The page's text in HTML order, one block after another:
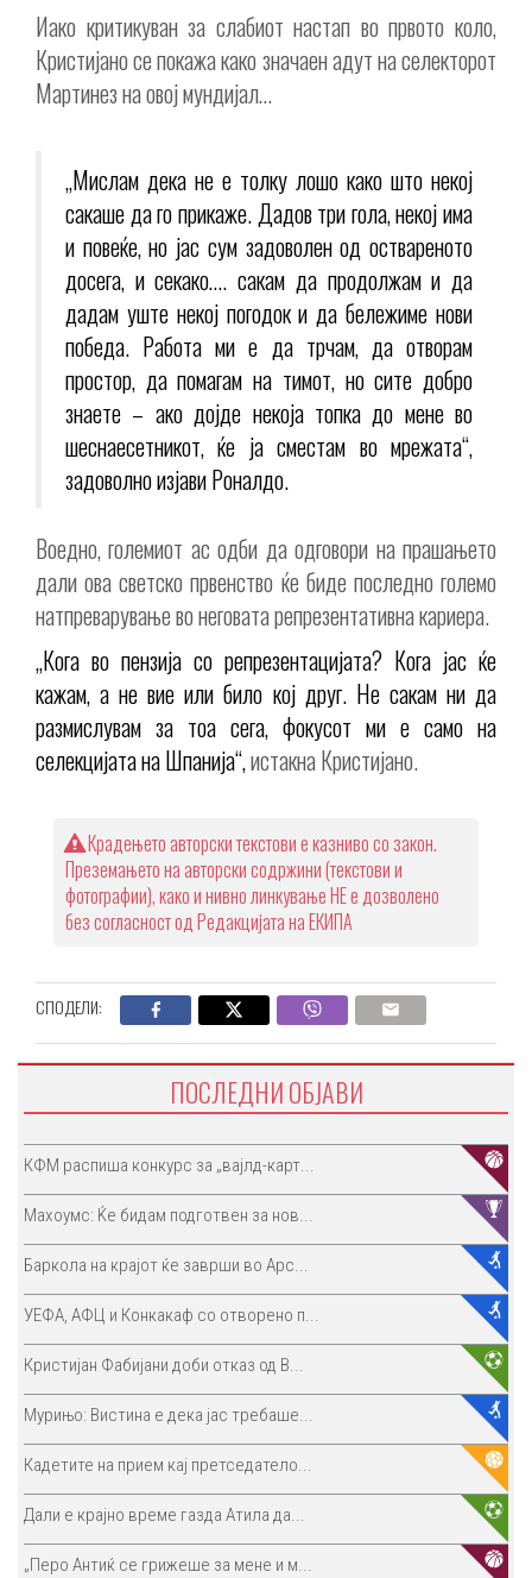
Иако критикуван за слабиот настап во првото коло,
Кристијано се покажа како значаен адут на селекторот
Мартинез на овој мундијал…
„Мислам дека не е толку лошо како што некој
сакаше да го прикаже. Дадов три гола, некој има
и повеќе, но јас сум задоволен од оствареното
досега, и секако…. сакам да продолжам и да
дадам уште некој погодок и да бележиме нови
победа. Работа ми е да трчам, да отворам
простор, да помагам на тимот, но сите добро
знаете – ако дојде некоја топка до мене во
шеснаесетникот, ќе ја сместам во мрежата“,
задоволно изјави Роналдо.
Воедно, големиот ас одби да одговори на прашањето
дали ова светско првенство ќе биде последно големо
натпреварување во неговата репрезентативна кариера.
„Кога во пензија со репрезентацијата? Кога јас ќе
кажам, а не вие или било кој друг. Не сакам ни да
размислувам за тоа сега, фокусот ми е само на
селекцијата на Шпанија“,истакна Кристијано.
Крадењето авторски текстови е казниво со закон.
Преземањето на авторски содржини (текстови и
фотографии), како и нивно линкување НЕ е дозволено
без согласност од Редакцијата на ЕКИПА
СПОДЕЛИ:
ПОСЛЕДНИ ОБЈАВИ
КФМ распиша конкурс за „вајлд-карт...
Махоумс: Ќе бидам подготвен за нов...
Баркола на крајот ќе заврши во Арс...
УЕФА, АФЦ и Конкакаф со отворено п...
Кристијан Фабијани доби отказ од В...
Мурињо: Вистина е дека јас требаше...
Кадетите на прием кај претседатело...
Дали е крајно време газда Атила да...
„Перо Антиќ се грижеше за мене и м...